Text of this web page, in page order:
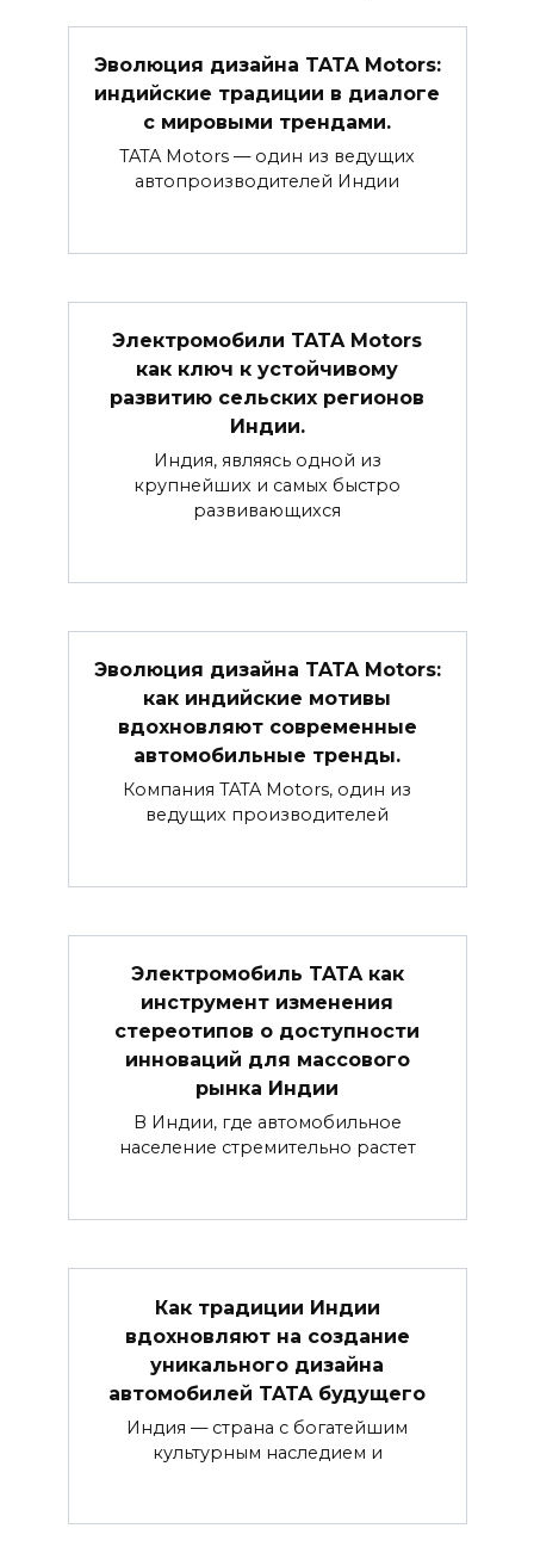
Эволюция дизайна TATA Motors:
индийские традиции в диалоге
с мировыми трендами.
TATA Motors — один из ведущих
автопроизводителей Индии
Электромобили TATA Motors
как ключ к устойчивому
развитию сельских регионов
Индии.
Индия, являясь одной из
крупнейших и самых быстро
развивающихся
Эволюция дизайна TATA Motors:
как индийские мотивы
вдохновляют современные
автомобильные тренды.
Компания TATA Motors, один из
ведущих производителей
Электромобиль TATA как
инструмент изменения
стереотипов о доступности
инноваций для массового
рынка Индии
В Индии, где автомобильное
население стремительно растет
Как традиции Индии
вдохновляют на создание
уникального дизайна
автомобилей TATA будущего
Индия — страна с богатейшим
культурным наследием и